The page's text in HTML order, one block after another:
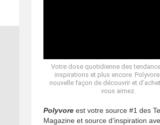
Votre dose quotidienne des
inspirations et plus encore.
nouvelle façon de découvrir et
vous aimez.
Polyvore est votre source #1 des
Magazine et source d’inspiration